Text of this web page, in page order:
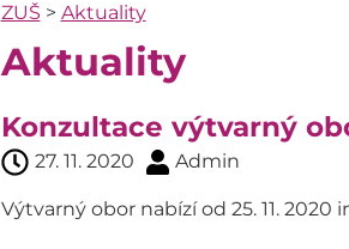
ZUŠ > Aktuality
Aktuality
Konzultace výtvarný
27. 11. 2020 Admin
Výtvarný obor nabízí od 25. 11.